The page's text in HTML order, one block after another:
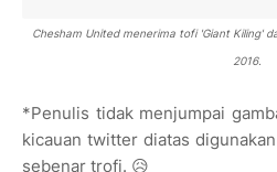
Chesham United menerima tofi 'Giant Kiling'
2016.
*Penulis tidak menjumpai
kicauan twitter diatas
sebenar trofi. 😥